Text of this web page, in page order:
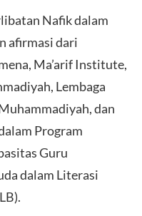
Nafik dalam
afirmasi dari
Ma’arif Institute,
Lembaga
dan
Program
Guru
dalam Literasi